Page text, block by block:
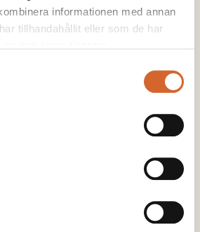
informationen med annan
tillhandahållit eller som de har
Örwall till